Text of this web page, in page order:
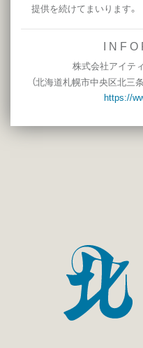
提供を続けてまいります。
I N F O
株式会社アイテ
（北海道札幌市中央区北三
https://